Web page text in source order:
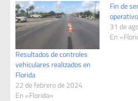
Resultados de controles
vehiculares realizados en
Florida
22 de febrero de 2024
En «Florida»
Fin de
31 de
En